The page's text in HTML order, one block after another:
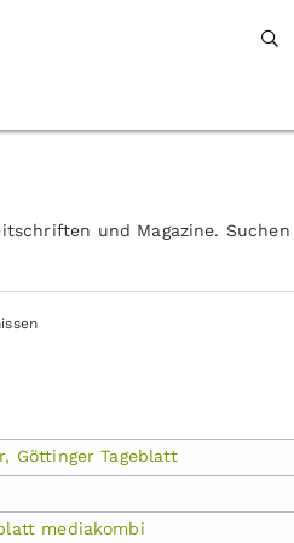
und Magazine.
Göttinger Tageblatt
mediakombi